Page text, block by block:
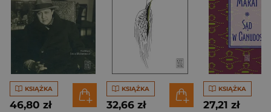
KSIĄŻKA
46,80 zł
KSIĄŻKA
32,66 zł
KSIĄŻKA
27,21 zł